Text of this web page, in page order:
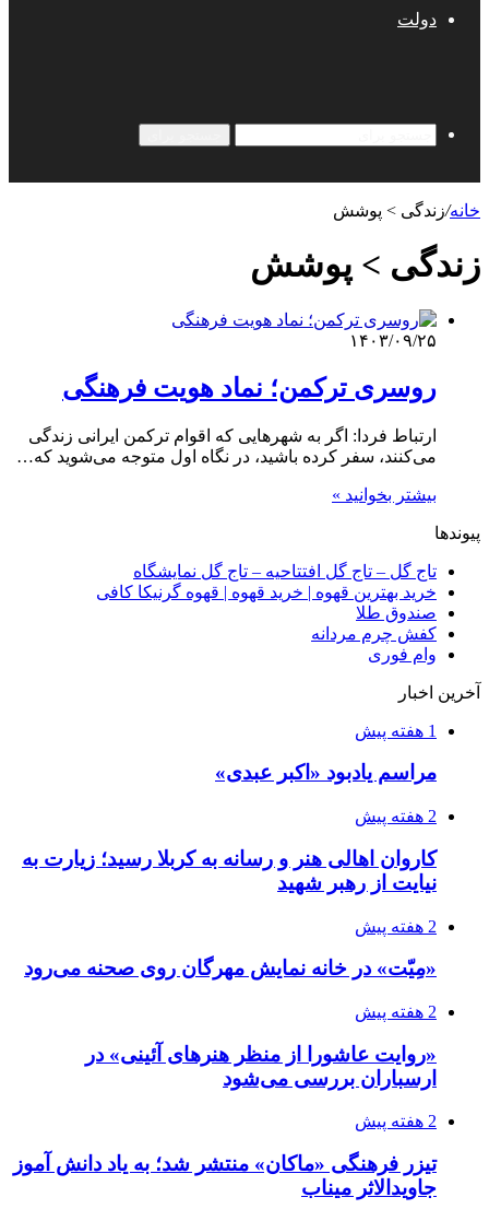
دولت
خانه/زندگی > پوشش
زندگی > پوشش
۱۴۰۳/۰۹/۲۵
روسری ترکمن؛ نماد هویت فرهنگی
ارتباط فردا: اگر به شهرهایی که اقوام ترکمن ایرانی زندگی
می‌کنند، سفر کرده باشید، در نگاه اول متوجه می‌شوید که…
بیشتر بخوانید »
پیوندها
تاج گل – تاج گل افتتاحیه – تاج گل نمایشگاه
خرید بهترین قهوه | خرید قهوه | قهوه گرنیکا کافی
صندوق طلا
کفش چرم مردانه
وام فوری
آخرین اخبار
1 هفته پیش
مراسم یادبود «اکبر عبدی»
2 هفته پیش
کاروان اهالی هنر و رسانه به کربلا رسید؛ زیارت به
نیایت از رهبر شهید
2 هفته پیش
«مِیّت» در خانه نمایش مهرگان روی صحنه می‌رود
2 هفته پیش
«روایت عاشورا از منظر هنرهای آئینی» در
ارسباران بررسی می‌شود
2 هفته پیش
تیزر فرهنگی «ماکان» منتشر شد؛ به یاد دانش آموز
جاویدالاثر میناب